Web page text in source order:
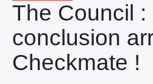
The Council :
conclusion
Checkmate !